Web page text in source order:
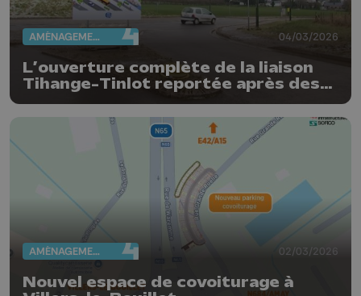
AMÉNAGEMENT DU TERRITOIRE 04/03/2026
L’ouverture complète de la liaison
Tihange–Tinlot reportée après des
travaux de sécurisation
AMÉNAGEMENT DU TERRITOIRE 02/03/2026
Nouvel espace de covoiturage à